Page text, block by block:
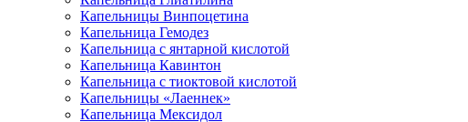
Капельницы Винпоцетина
Капельница Гемодез
Капельница с янтарной кислотой
Капельница Кавинтон
Капельница с тиоктовой кислотой
Капельницы «Лаеннек»
Капельница Мексидол